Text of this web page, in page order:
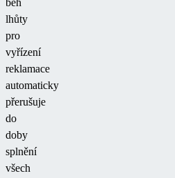
běh
lhůty
pro
vyřízení
reklamace
automaticky
přerušuje
do
doby
splnění
všech